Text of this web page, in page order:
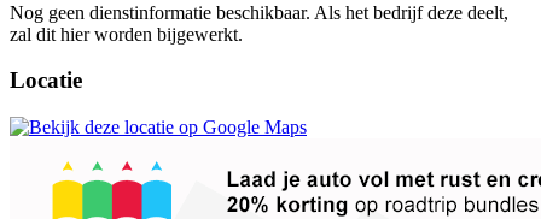
Nog geen dienstinformatie beschikbaar. Als het bedrijf deze deelt,
zal dit hier worden bijgewerkt.
Locatie